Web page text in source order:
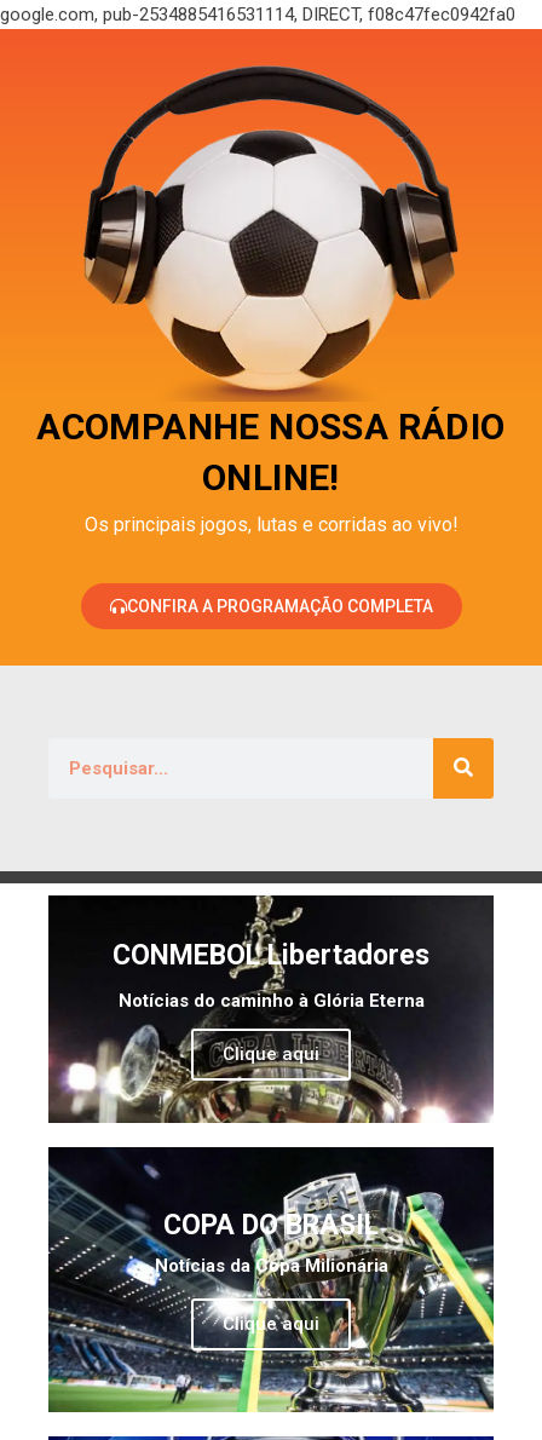
google.com, pub-2534885416531114, DIRECT, f08c47fec0942fa0
ACOMPANHE NOSSA RÁDIO
ONLINE!
Os principais jogos, lutas e corridas ao vivo!
CONFIRA A PROGRAMAÇÃO COMPLETA
CONMEBOL Libertadores
Notícias do caminho à Glória Eterna
Clique aqui
COPA DO BRASIL
Notícias da Copa Milionária
Clique aqui